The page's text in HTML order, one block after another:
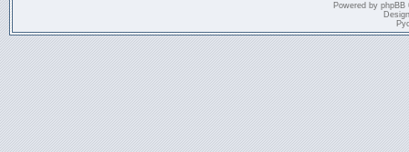
Powered by phpBB